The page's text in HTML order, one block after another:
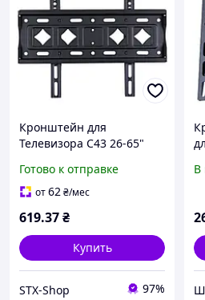
Кронштейн для
Телевизора C43 26-65"
Готово к отправке
от62₴/мес
619.37₴
Купить
STX-Shop 97%
В